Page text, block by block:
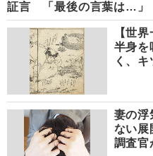
証言 「最後の言葉は…」
【世
半身
く、キ
妻の浮
ない
調査官